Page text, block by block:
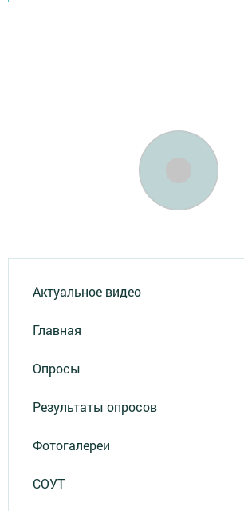
Актуальное видео
Главная
Опросы
Результаты опросов
Фотогалереи
СОУТ